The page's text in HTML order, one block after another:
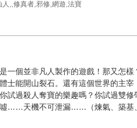
人,,修真者,邪修,網遊,法寶
個並非凡人製作的遊戲！那又怎樣
士能開山裂石。還有這個世界的主
試過殺人奪寶的樂趣嗎？你試過雙
……天機不可泄漏……（煉氣、築基